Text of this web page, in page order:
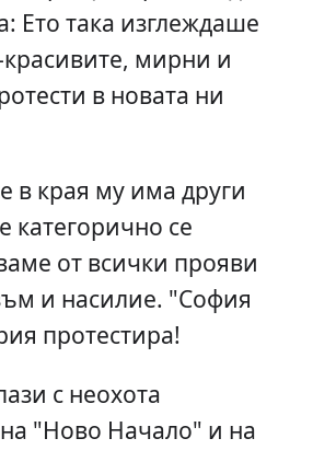
Ето така изглеждаше
мирни и
в новата ни
в края му има други
категорично се
от всички прояви
и насилие. "София
протестира!
с неохота
"Ново Начало" и на